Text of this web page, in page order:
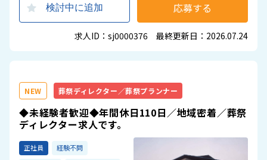
検討中に追加 応募する
求人ID：sj0000376 最終更新日：2026.07.24
NEW 葬祭ディレクター／葬祭プランナー
◆未経験者歓迎◆年間休日110日／地域密着／葬祭
ディレクター求人です。
正社員
経験不問